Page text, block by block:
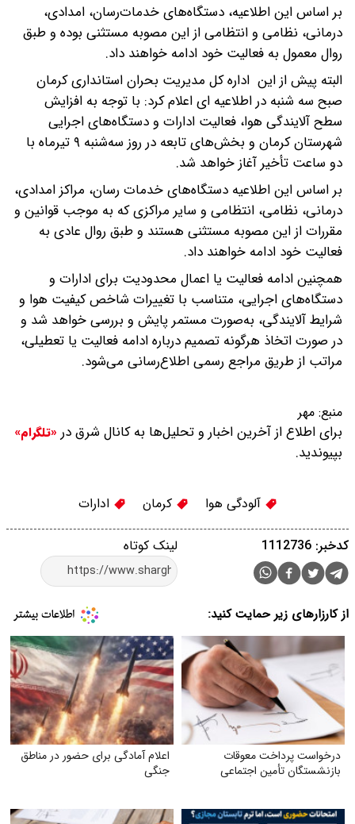
بر اساس این اطلاعیه، دستگاه‌های خدمات‌رسان، امدادی،
درمانی، نظامی و انتظامی از این مصوبه مستثنی بوده و طبق
روال معمول به فعالیت خود ادامه خواهند داد.
البته پیش از این اداره‌ کل مدیریت بحران استانداری کرمان
صبح سه شنبه در اطلاعیه ای اعلام کرد: با توجه به افزایش
سطح آلایندگی هوا، فعالیت ادارات و دستگاه‌های اجرایی
شهرستان کرمان و بخش‌های تابعه در روز سه‌شنبه ۹ تیرماه با
دو ساعت تأخیر آغاز خواهد شد.
بر اساس این اطلاعیه دستگاه‌های خدمات‌ رسان، مراکز امدادی،
درمانی، نظامی، انتظامی و سایر مراکزی که به موجب قوانین و
مقررات از این مصوبه مستثنی هستند و طبق روال عادی به
فعالیت خود ادامه خواهند داد.
همچنین ادامه فعالیت یا اعمال محدودیت برای ادارات و
دستگاه‌های اجرایی، متناسب با تغییرات شاخص کیفیت هوا و
شرایط آلایندگی، به‌صورت مستمر پایش و بررسی خواهد شد و
در صورت اتخاذ هرگونه تصمیم درباره ادامه فعالیت یا تعطیلی،
مراتب از طریق مراجع رسمی اطلاع‌رسانی می‌شود.
منبع: مهر
برای اطلاع از آخرین اخبار و تحلیل‌ها به کانال شرق در «تلگرام»
بپیوندید.
آلودگی هوا کرمان ادارات
لینک کوتاه کدخبر: 1112736
از کارزارهای زیر حمایت کنید:
درخواست پرداخت معوقات
بازنشستگان تأمین اجتماعی
اعلام آمادگی برای حضور در مناطق
جنگی